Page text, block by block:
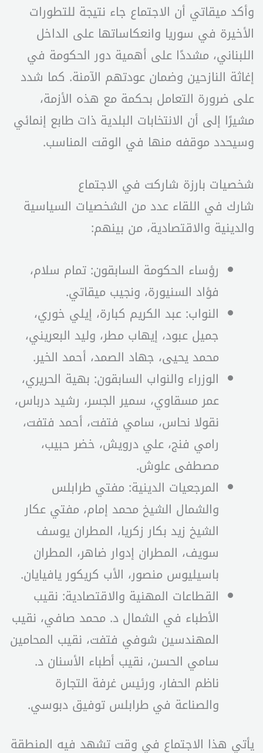
وأكد ميقاتي أن الاجتماع جاء نتيجة للتطورات
الأخيرة في سوريا وانعكاساتها على الداخل
اللبناني، مشددًا على أهمية دور الحكومة في
إغاثة النازحين وضمان عودتهم الآمنة. كما شدد
على ضرورة التعامل بحكمة مع هذه الأزمة،
مشيرًا إلى أن الانتخابات البلدية ذات طابع إنمائي
وسيحدد موقفه منها في الوقت المناسب.
شخصيات بارزة شاركت في الاجتماع
شارك في اللقاء عدد من الشخصيات السياسية
والدينية والاقتصادية، من بينهم:
رؤساء الحكومة السابقون: تمام سلام،
فؤاد السنيورة، ونجيب ميقاتي.
النواب: عبد الكريم كبارة، إيلي خوري،
جميل عبود، إيهاب مطر، وليد البعريني،
محمد يحيى، جهاد الصمد، أحمد الخير.
الوزراء والنواب السابقون: بهية الحريري،
عمر مسقاوي، سمير الجسر، رشيد درباس،
نقولا نحاس، سامي فتفت، أحمد فتفت،
رامي فنج، علي درويش، خضر حبيب،
مصطفى علوش.
المرجعيات الدينية: مفتي طرابلس
والشمال الشيخ محمد إمام، مفتي عكار
الشيخ زيد بكار زكريا، المطران يوسف
سويف، المطران إدوار ضاهر، المطران
باسيليوس منصور، الأب كريكور يافيايان.
القطاعات المهنية والاقتصادية: نقيب
الأطباء في الشمال د. محمد صافي، نقيب
المهندسين شوفي فتفت، نقيب المحامين
سامي الحسن، نقيب أطباء الأسنان د.
ناظم الحفار، ورئيس غرفة التجارة
والصناعة في طرابلس توفيق دبوسي.
يأتي هذا الاجتماع في وقت تشهد فيه المنطقة